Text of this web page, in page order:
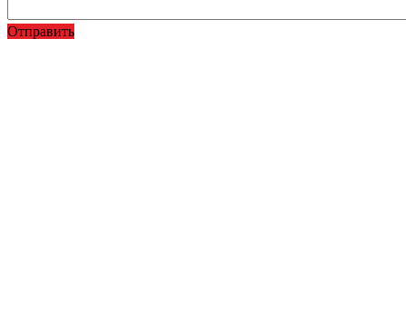
Отправить